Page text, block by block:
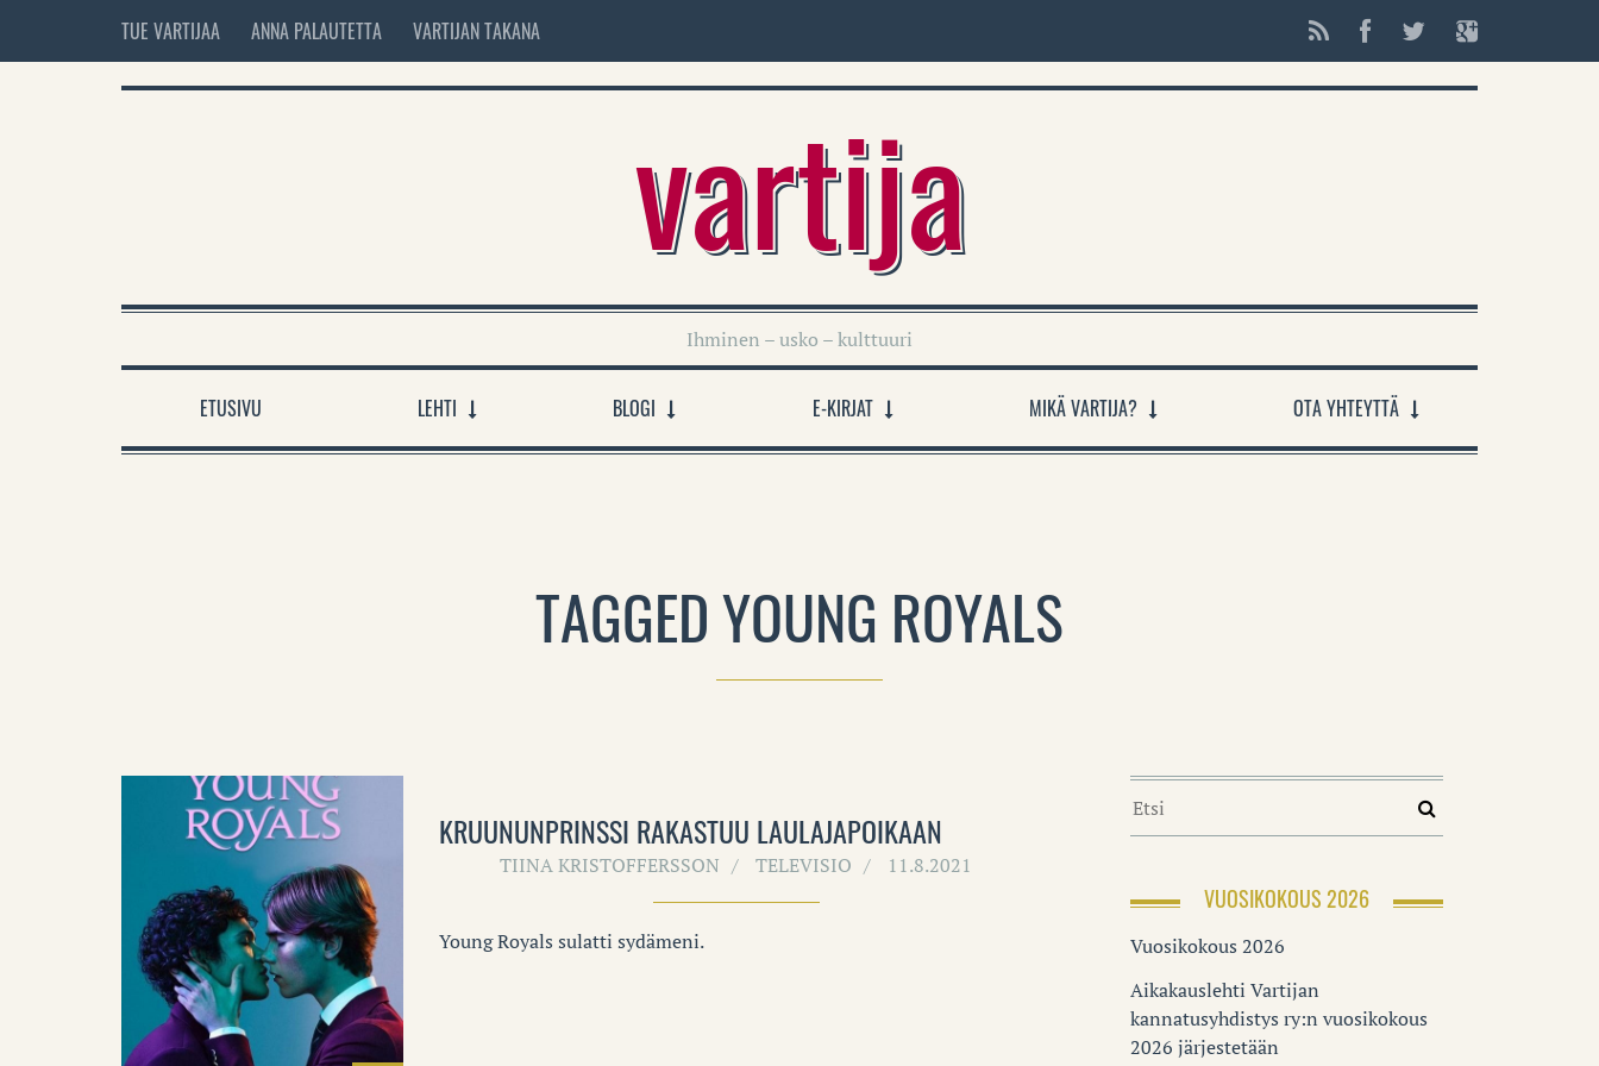
TUE VARTIJAA ANNA PALAUTETTA VARTIJAN TAKANA
vartija
Ihminen – usko – kulttuuri
ETUSIVU LEHTI BLOGI E-KIRJAT MIKÄ VARTIJA? OTA YHTEYTTÄ
TAGGED YOUNG ROYALS
KRUUNUNPRINSSI RAKASTUU LAULAJAPOIKAAN
TIINA KRISTOFFERSSON TELEVISIO 11.8.2021
Young Royals sulatti sydämeni.
VUOSIKOKOUS 2026
Vuosikokous 2026
Aikakauslehti Vartijan
kannatusyhdistys ry:n vuosikokous
2026 järjestetään